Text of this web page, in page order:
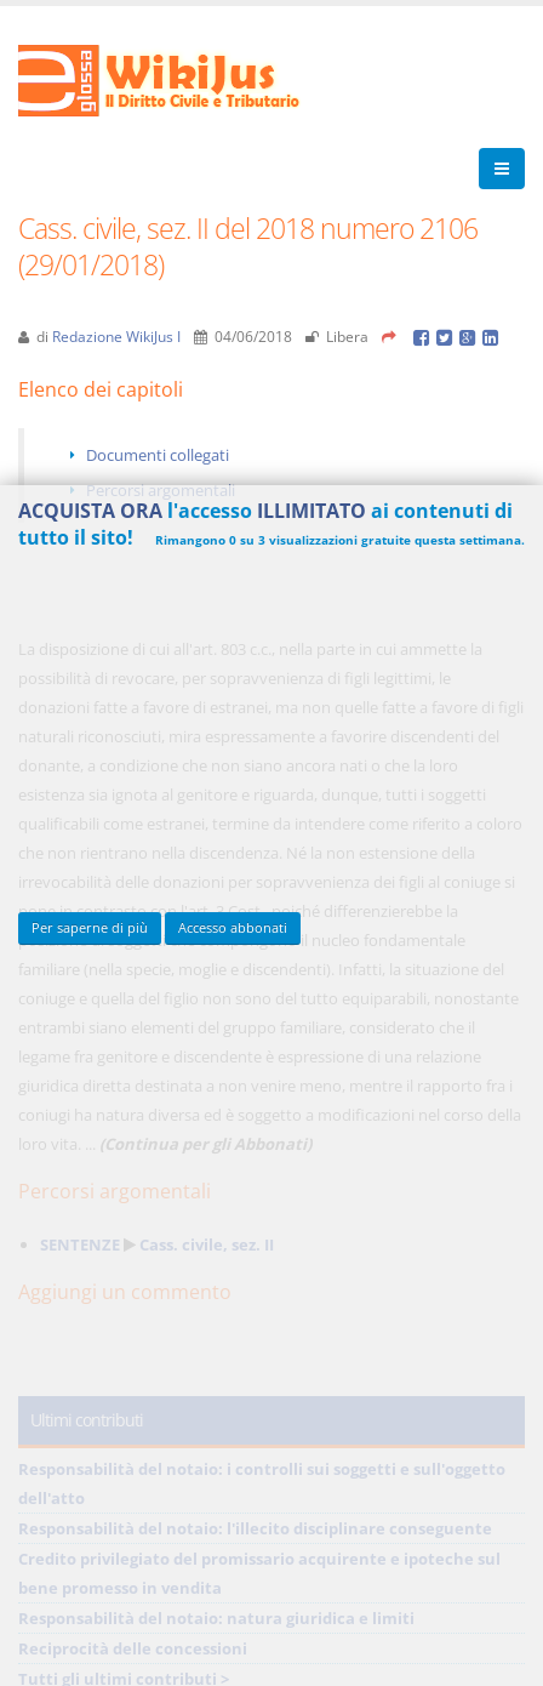
Cass. civile, sez. II del 2018 numero 2106
(29/01/2018)
di Redazione WikiJus I 04/06/2018 Libera
Elenco dei capitoli
Documenti collegati
Percorsi argomentali
La disposizione di cui all'art. 803 c.c., nella parte in cui ammette la
possibilità di revocare, per sopravvenienza di figli legittimi, le
donazioni fatte a favore di estranei, ma non quelle fatte a favore di figli
naturali riconosciuti, mira espressamente a favorire discendenti del
donante, a condizione che non siano ancora nati o che la loro
esistenza sia ignota al genitore e riguarda, dunque, tutti i soggetti
qualificabili come estranei, termine da intendere come riferito a coloro
che non rientrano nella discendenza. Né la non estensione della
irrevocabilità delle donazioni per sopravvenienza dei figli al coniuge si
pone in contrasto con l'art. 3 Cost., poiché differenzierebbe la
posizione di soggetti che compongono il nucleo fondamentale
familiare (nella specie, moglie e discendenti). Infatti, la situazione del
coniuge e quella del figlio non sono del tutto equiparabili, nonostante
entrambi siano elementi del gruppo familiare, considerato che il
legame fra genitore e discendente è espressione di una relazione
giuridica diretta destinata a non venire meno, mentre il rapporto fra i
coniugi ha natura diversa ed è soggetto a modificazioni nel corso della
loro vita. ... (Continua per gli Abbonati)
Percorsi argomentali
SENTENZE Cass. civile, sez. II
Aggiungi un commento
Ultimi contributi
Responsabilità del notaio: i controlli sui soggetti e sull'oggetto
dell'atto
Responsabilità del notaio: l'illecito disciplinare conseguente
Credito privilegiato del promissario acquirente e ipoteche sul
bene promesso in vendita
Responsabilità del notaio: natura giuridica e limiti
Reciprocità delle concessioni
Tutti gli ultimi contributi >
ACQUISTA ORA l'accesso ILLIMITATO ai contenuti di
tutto il sito!
Rimangono 0 su 3 visualizzazioni gratuite questa settimana.
450,00 € ANNUALI
risparmi il 21%!
Acquista ora
Acquista ora
Per saperne di più Accesso abbonati